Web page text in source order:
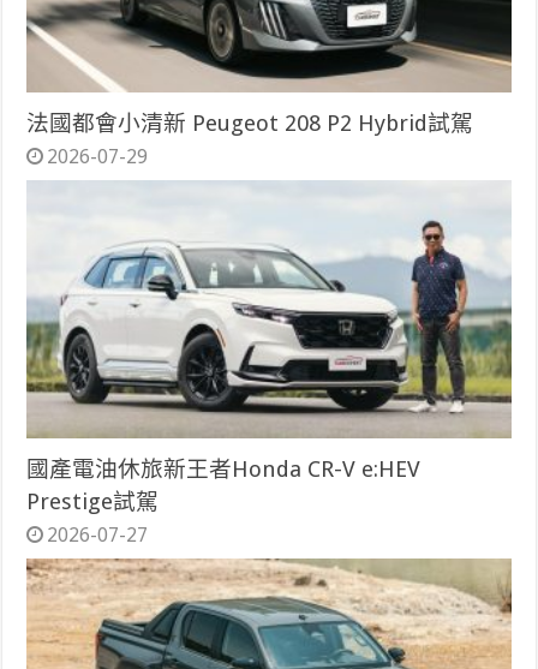
法國都會小清新 Peugeot 208 P2 Hybrid試駕
2026-07-29
國產電油休旅新王者Honda CR-V e:HEV
Prestige試駕
2026-07-27